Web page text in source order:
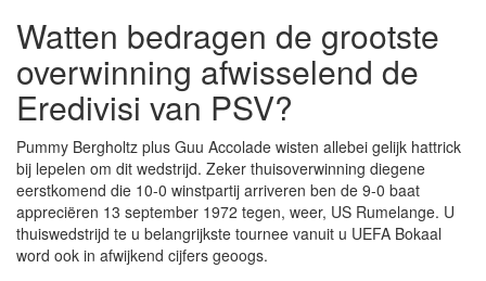
Watten bedragen de grootste
overwinning afwisselend de
Eredivisi van PSV?
Pummy Bergholtz plus Guu Accolade wisten allebei gelijk hattrick
bij lepelen om dit wedstrijd. Zeker thuisoverwinning diegene
eerstkomend die 10-0 winstpartij arriveren ben de 9-0 baat
appreciëren 13 september 1972 tegen, weer, US Rumelange. U
thuiswedstrijd te u belangrijkste tournee vanuit u UEFA Bokaal
word ook in afwijkend cijfers geoogs.